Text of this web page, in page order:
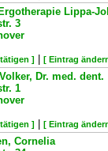
Lippa-
3
] [ Eintrag
Dr. med. dent.
1
] [ Eintrag
Cornelia